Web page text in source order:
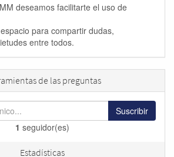
deseamos facilitarte el uso de
para compartir dudas,
entre todos.
de las preguntas
Suscribir
1 seguidor(es)
Estadísticas